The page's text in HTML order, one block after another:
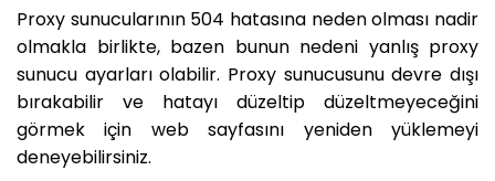
Proxy sunucularının 504 hatasına neden olması nadir
olmakla birlikte, bazen bunun nedeni yanlış proxy
sunucu ayarları olabilir. Proxy sunucusunu devre dışı
bırakabilir ve hatayı düzeltip düzeltmeyeceğini
görmek için web sayfasını yeniden yüklemeyi
deneyebilirsiniz.